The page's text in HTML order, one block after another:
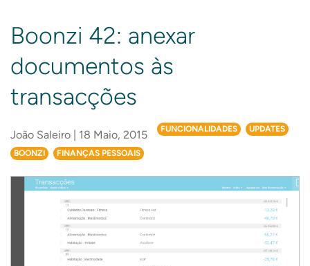
Boonzi 42: anexar
documentos às
transacções
João Saleiro | 18 Maio, 2015 FUNCIONALIDADES UPDATES
BOONZI FINANÇAS PESSOAIS